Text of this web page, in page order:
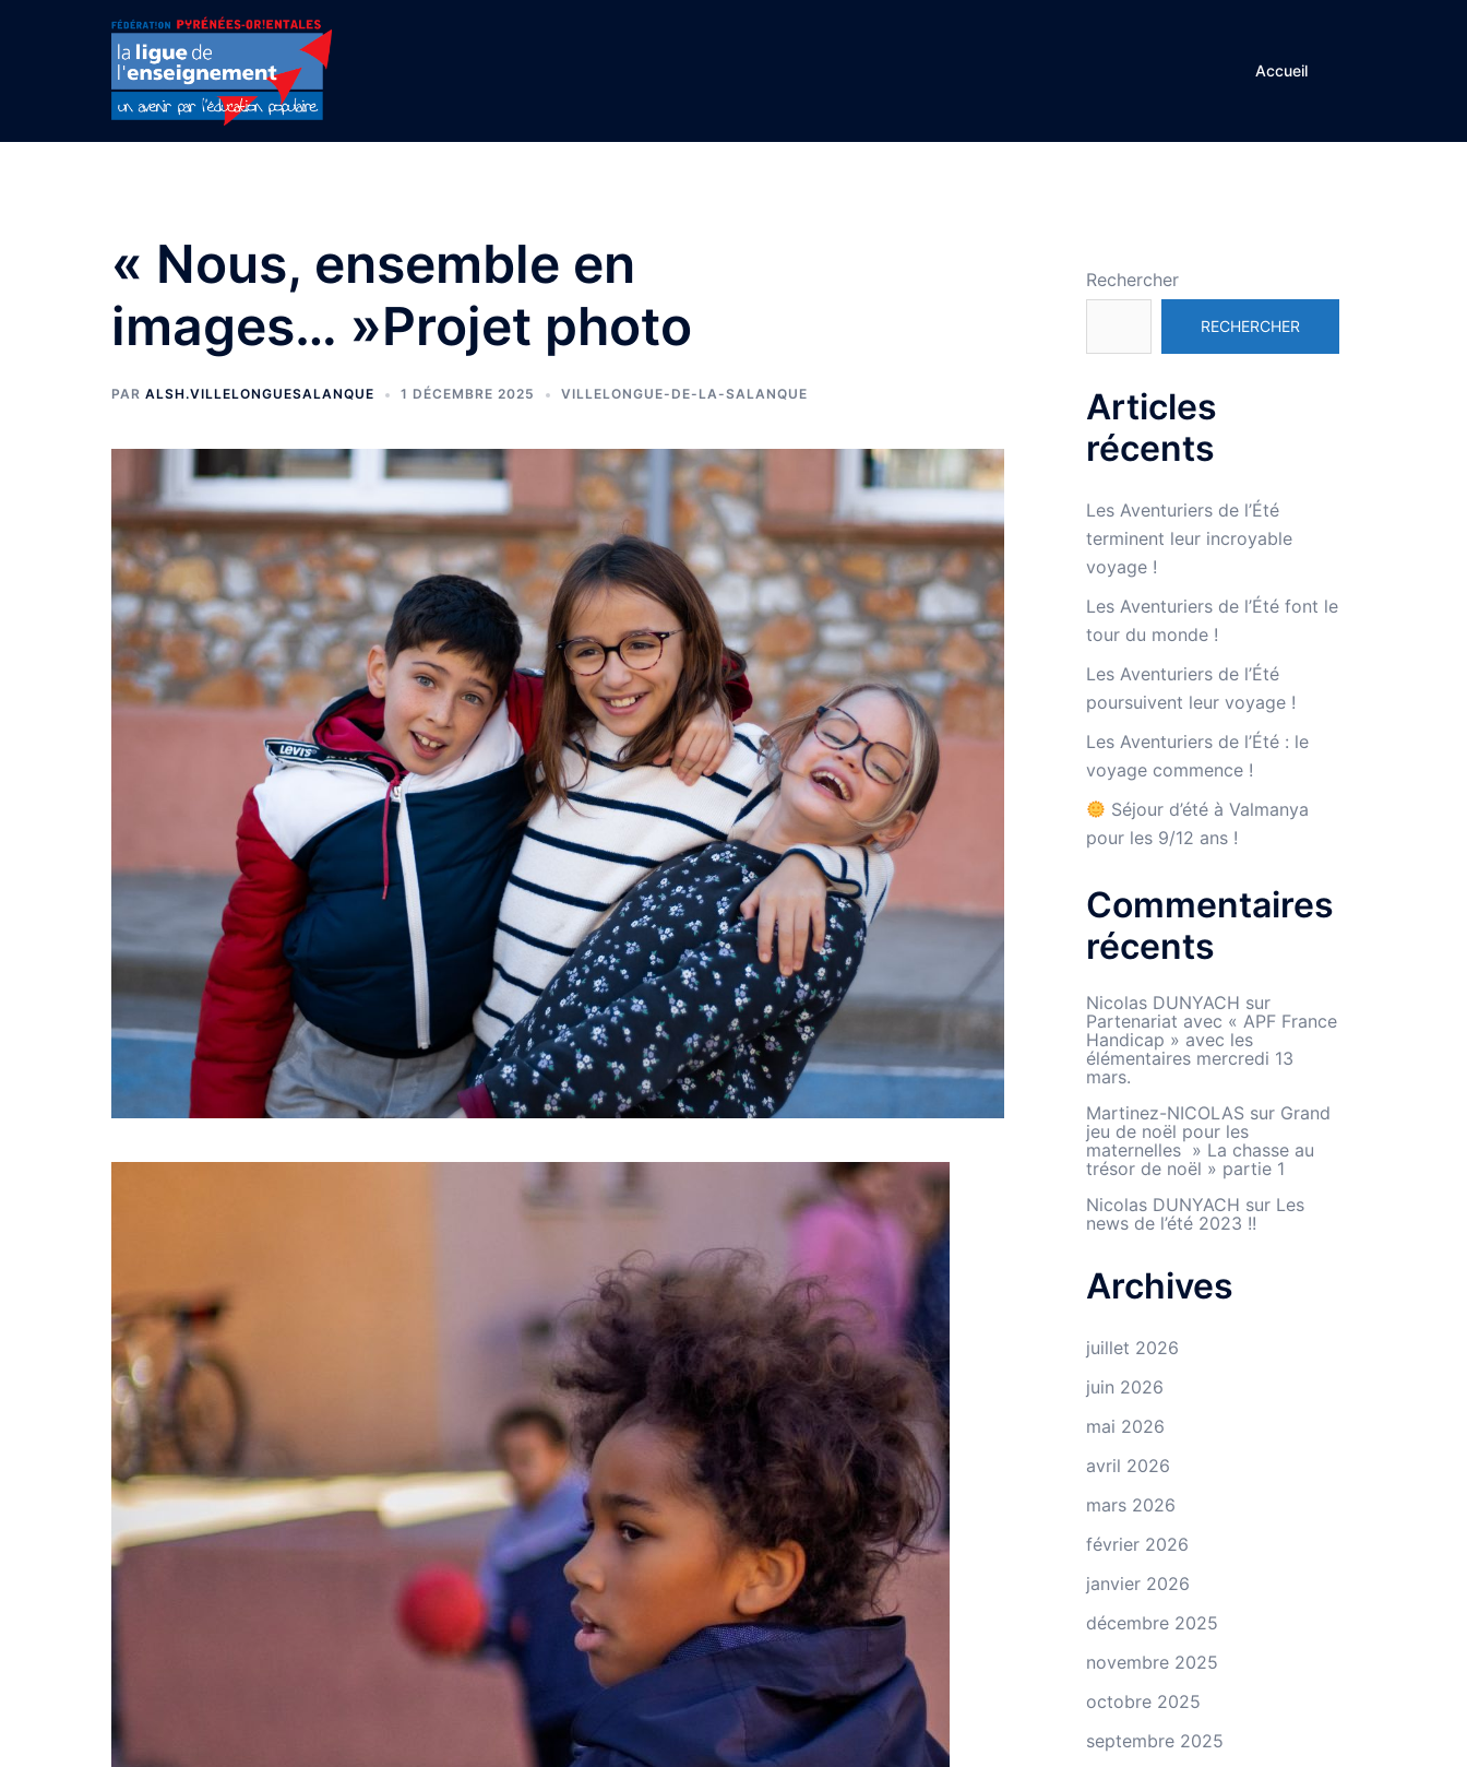
Accueil
« Nous, ensemble en
images… »Projet photo
PAR ALSH.VILLELONGUESALANQUE 1 DÉCEMBRE 2025 VILLELONGUE-DE-LA-SALANQUE
Rechercher
RECHERCHER
Articles
récents
Les Aventuriers de l’Été
terminent leur incroyable
voyage !
Les Aventuriers de l’Été font le
tour du monde !
Les Aventuriers de l’Été
poursuivent leur voyage !
Les Aventuriers de l’Été : le
voyage commence !
Séjour d’été à Valmanya
pour les 9/12 ans !
Commentaires
récents
Nicolas DUNYACH sur
Partenariat avec « APF France
Handicap » avec les
élémentaires mercredi 13
mars.
Martinez-NICOLASsur Grand
jeu de noël pour les
maternelles » La chasse au
trésor de noël » partie 1
Nicolas DUNYACH sur Les
news de l’été 2023 !!
Archives
juillet 2026
juin 2026
mai 2026
avril 2026
mars 2026
février 2026
janvier 2026
décembre 2025
novembre 2025
octobre 2025
septembre 2025